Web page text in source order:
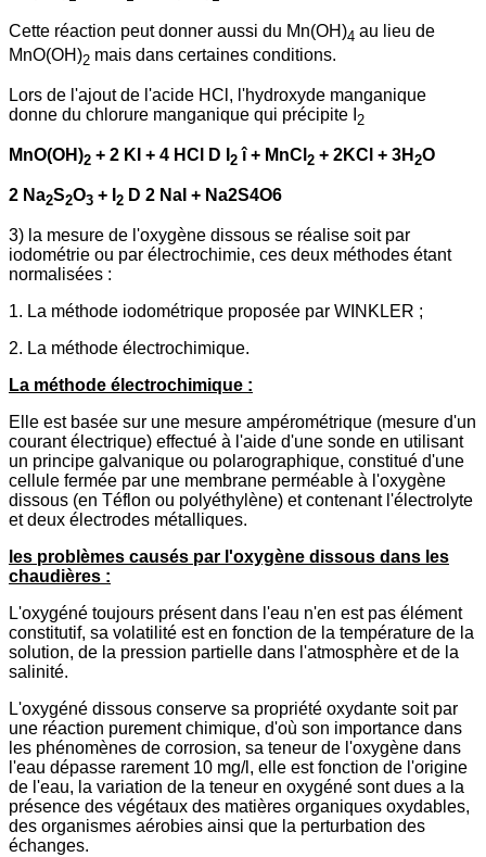
Cette réaction peut donner aussi du Mn(OH)4 au lieu de
MnO(OH)2 mais dans certaines conditions.
Lors de l'ajout de l'acide HCl, l'hydroxyde manganique
donne du chlorure manganique qui précipite I 2
MnO(OH)2 + 2 KI + 4 HCl D I 2 î + MnCl 2 + 2KCl + 3H 2O
2 Na2S2O3 + I 2 D 2 NaI + Na2S4O6
3) la mesure de l'oxygène dissous se réalise soit par
iodométrie ou par électrochimie, ces deux méthodes étant
normalisées :
1. La méthode iodométrique proposée par WINKLER ;
2. La méthode électrochimique.
La méthode électrochimique :
Elle est basée sur une mesure ampérométrique (mesure d'un
courant électrique) effectué à l'aide d'une sonde en utilisant
un principe galvanique ou polarographique, constitué d'une
cellule fermée par une membrane perméable à l'oxygène
dissous (en Téflon ou polyéthylène) et contenant l'électrolyte
et deux électrodes métalliques.
les problèmes causés par l'oxygène dissous dans les
chaudières :
L'oxygéné toujours présent dans l'eau n'en est pas élément
constitutif, sa volatilité est en fonction de la température de la
solution, de la pression partielle dans l'atmosphère et de la
salinité.
L'oxygéné dissous conserve sa propriété oxydante soit par
une réaction purement chimique, d'où son importance dans
les phénomènes de corrosion, sa teneur de l'oxygène dans
l'eau dépasse rarement 10 mg/l, elle est fonction de l'origine
de l'eau, la variation de la teneur en oxygéné sont dues a la
présence des végétaux des matières organiques oxydables,
des organismes aérobies ainsi que la perturbation des
échanges.